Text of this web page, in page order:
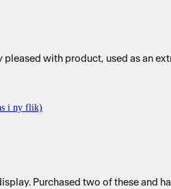
with product, used as an
i ny flik)
Purchased two of these and